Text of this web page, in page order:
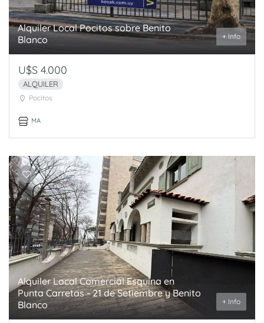
Alquiler Local Pocitos sobre Benito
Blanco
+ Info
U$S 4.000
ALQUILER
Pocitos
MA
Alquiler Local Comercial Esquina en
Punta Carretas - 21 de Setiembre y Benito
Blanco
+ Info